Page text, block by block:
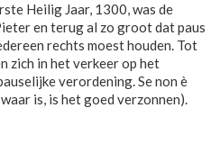
Heilig Jaar, 1300, was de
en terug al zo groot dat paus
rechts moest houden. Tot
zich in het verkeer op het
verordening. Se non è
is, is het goed verzonnen).